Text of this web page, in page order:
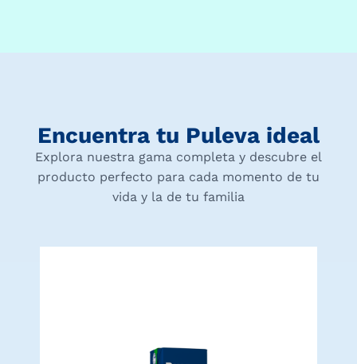
Encuentra tu Puleva ideal
Explora nuestra gama completa y descubre el
producto perfecto para cada momento de tu
vida y la de tu familia